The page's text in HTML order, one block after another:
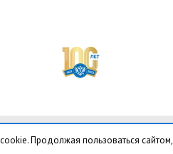
Продолжая пользоваться